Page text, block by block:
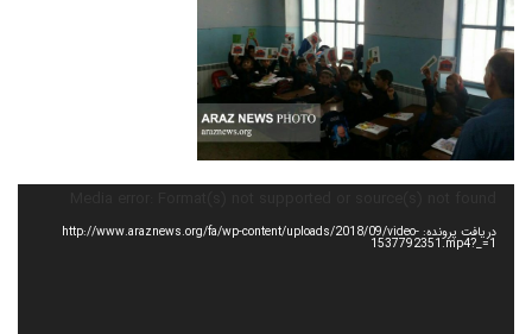
دریافت پرونده: http://www.araznews.org/fa/wp-content/uploads/2018/09/video-
1537792351.mp4?_=1